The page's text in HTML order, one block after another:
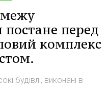
межу
перед
комплекс
будівлі, виконані в